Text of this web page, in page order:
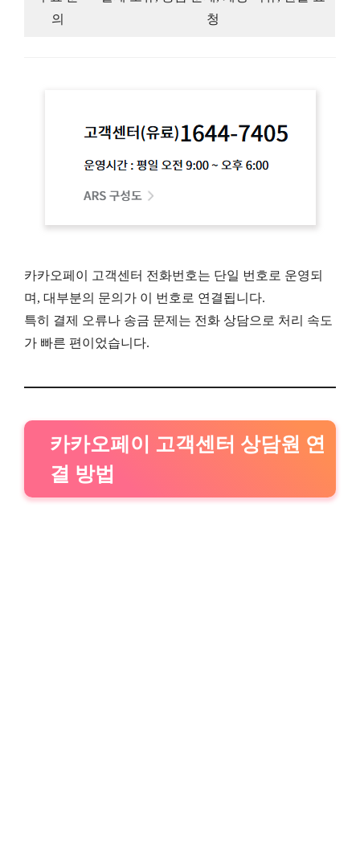
의
청
카카오페이 고객센터 전화번호는 단일 번호로 운영되
며, 대부분의 문의가 이 번호로 연결됩니다.
특히 결제 오류나 송금 문제는 전화 상담으로 처리 속도
가 빠른 편이었습니다.
카카오페이 고객센터 상담원 연
결 방법